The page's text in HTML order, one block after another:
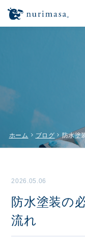
ホーム chevron_right ブログ chevron_right防水塗
2026.05.06
防水塗装の
流れ